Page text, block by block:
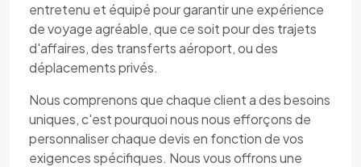
entretenu et équipé pour garantir une expérience
de voyage agréable, que ce soit pour des trajets
d'affaires, des transferts aéroport, ou des
déplacements privés.
Nous comprenons que chaque client a des besoins
uniques, c'est pourquoi nous nous efforçons de
personnaliser chaque devis en fonction de vos
exigences spécifiques. Nous vous offrons une